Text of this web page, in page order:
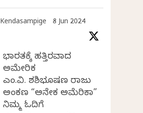
Kendasampige 8 Jun 2024
ಭಾರತಕ್ಕೆ ಹತ್ತಿರವಾದ
ಅಮೇರಿಕ
ಎಂ.ವಿ. ಶಶಿಭೂಷಣ ರಾಜು
ಅಂಕಣ “ಅನೇಕ ಅಮೆರಿಕಾ”
ನಿಮ್ಮ ಓದಿಗೆ